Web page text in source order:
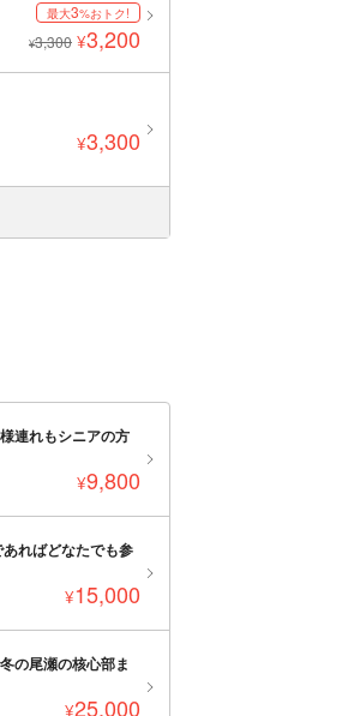
最大3%おトク!
¥3,300 ¥3,200
¥3,300
連れもシニアの方
¥9,800
ればどなたでも参
¥15,000
の尾瀬の核心部ま
¥25,000